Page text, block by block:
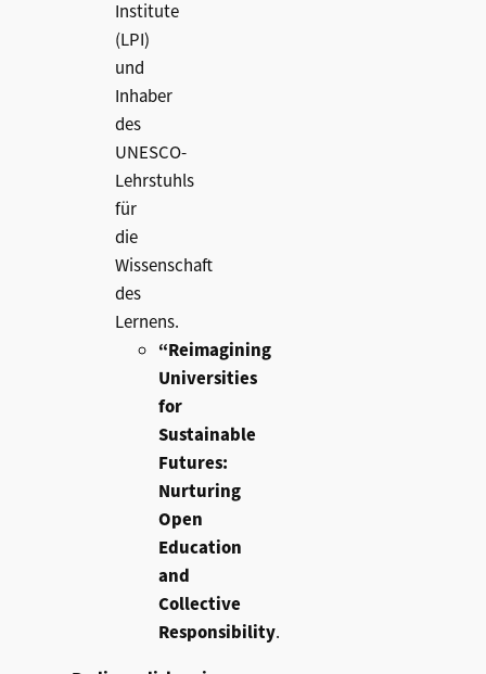
Institute
(LPI)
und
Inhaber
des
UNESCO-
Lehrstuhls
für
die
Wissenschaft
des
Lernens.
“Reimagining
Universities
for
Sustainable
Futures:
Nurturing
Open
Education
and
Collective
Responsibility.